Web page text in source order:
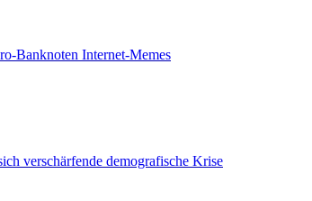
Banknoten Internet-Memes
verschärfende demografische Krise